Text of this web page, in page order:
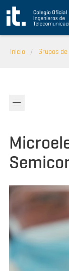
Pasar al contenido
Inicio Grupos